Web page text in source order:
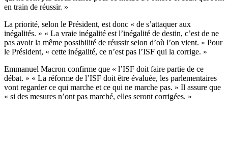
en train de réussir. »
La priorité, selon le Président, est donc « de s’attaquer aux
inégalités. » « La vraie inégalité est l’inégalité de destin, c’est de ne
pas avoir la même possibilité de réussir selon d’où l’on vient. » Pour
le Président, « cette inégalité, ce n’est pas l’ISF qui la corrige. »
Emmanuel Macron confirme que « l’ISF doit faire partie de ce
débat. » « La réforme de l’ISF doit être évaluée, les parlementaires
vont regarder ce qui marche et ce qui ne marche pas. » Il assure que
« si des mesures n’ont pas marché, elles seront corrigées. »